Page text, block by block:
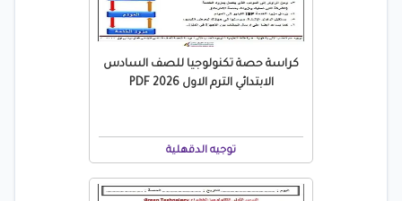
كراسة حصة تكنولوجيا للصف السادس
الابتدائي الترم الاول 2026 PDF
توجيه الدقهلية